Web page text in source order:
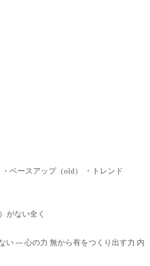
ベースアップ（old） ・トレンド
がない全く
い --- 心の力 無から有をつくり出す力 内